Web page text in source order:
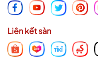
Liên kết sàn